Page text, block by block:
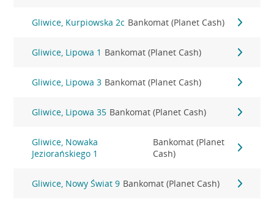
Gliwice, Kurpiowska 2c Bankomat (Planet Cash)
Gliwice, Lipowa 1 Bankomat (Planet Cash)
Gliwice, Lipowa 3 Bankomat (Planet Cash)
Gliwice, Lipowa 35 Bankomat (Planet Cash)
Gliwice, Nowaka
Jeziorańskiego 1
Bankomat (Planet
Cash)
Gliwice, Nowy Świat 9 Bankomat (Planet Cash)